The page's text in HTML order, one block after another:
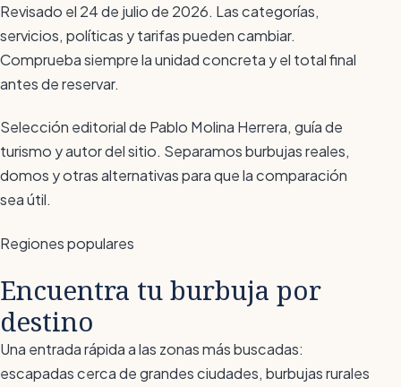
Revisado el 24 de julio de 2026. Las categorías,
servicios, políticas y tarifas pueden cambiar.
Comprueba siempre la unidad concreta y el total final
antes de reservar.
Selección editorial de Pablo Molina Herrera, guía de
turismo y autor del sitio. Separamos burbujas reales,
domos y otras alternativas para que la comparación
sea útil.
Regiones populares
Encuentra tu burbuja por
destino
Una entrada rápida a las zonas más buscadas:
escapadas cerca de grandes ciudades, burbujas rurales